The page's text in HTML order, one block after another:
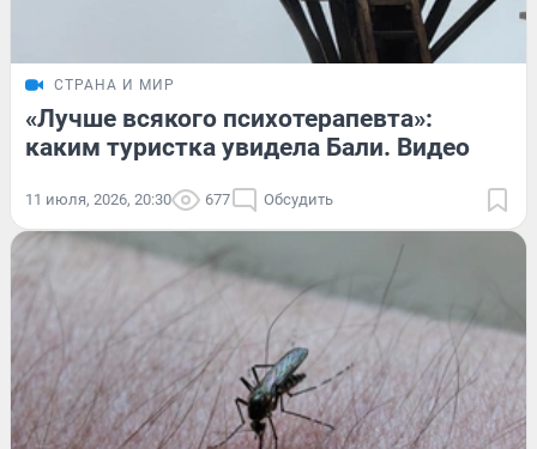
СТРАНА И МИР
«Лучше всякого психотерапевта»:
каким туристка увидела Бали. Видео
11 июля, 2026, 20:30 677 Обсудить